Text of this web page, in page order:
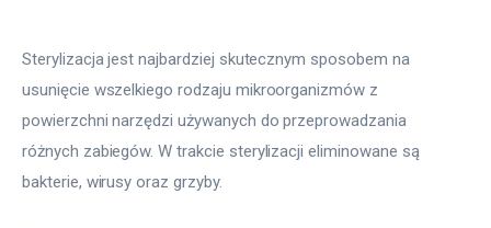
Zdrowie
Więcej
Sterylizacja jest najbardziej skutecznym sposobem na
usunięcie wszelkiego rodzaju mikroorganizmów z
powierzchni narzędzi używanych do przeprowadzania
różnych zabiegów. W trakcie sterylizacji eliminowane są
bakterie, wirusy oraz grzyby.